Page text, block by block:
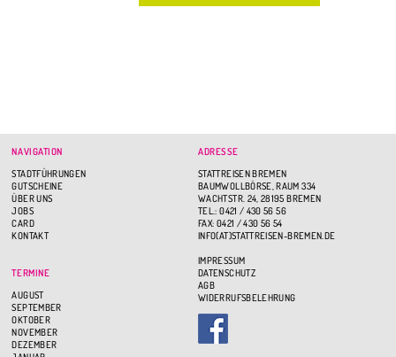
NAVIGATION
STADTFÜHRUNGEN
GUTSCHEINE
ÜBER UNS
JOBS
CARD
KONTAKT
TERMINE
AUGUST
SEPTEMBER
OKTOBER
NOVEMBER
DEZEMBER
ADRESSE
STATTREISEN BREMEN
BAUMWOLLBÖRSE, RAUM 334
WACHTSTR. 24, 28195 BREMEN
TEL.: 0421 / 430 56 56
FAX: 0421 / 430 56 54
INFO(AT)STATTREISEN-BREMEN.DE
IMPRESSUM
DATENSCHUTZ
AGB
WIDERRUFSBELEHRUNG